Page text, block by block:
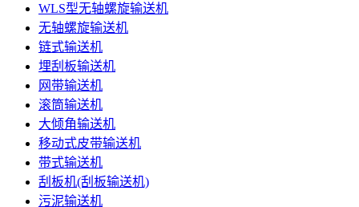
WLS型无轴螺旋输送机
无轴螺旋输送机
链式输送机
埋刮板输送机
网带输送机
滚筒输送机
大倾角输送机
移动式皮带输送机
带式输送机
刮板机(刮板输送机)
污泥输送机